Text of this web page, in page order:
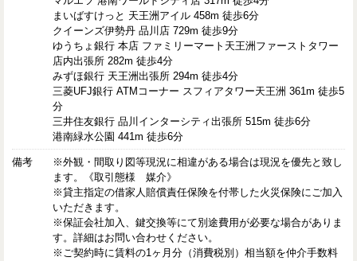
まいばすけっと 天王洲アイル 458m 徒歩6分
クイーンズ伊勢丹 品川店 729m 徒歩9分
ゆうちょ銀行 本店 ファミリーマート天王洲ファーストタワー
店内出張所 282m 徒歩4分
みずほ銀行 天王洲出張所 294m 徒歩4分
三菱UFJ銀行 ATMコーナー スフィアタワー天王洲 361m 徒歩5
分
三井住友銀行 品川インターシティ出張所 515m 徒歩6分
港南緑水公園 441m 徒歩6分
備考
※外観・間取り図等現況に相違がある場合は現況を優先と致し
ます。《取引態様 媒介》
※貸主指定の借家人賠償責任保険を付帯した火災保険にご加入
いただきます。
※保証会社加入、鍵交換等にて別途費用が必要な場合がありま
す。詳細はお問い合わせください。
※ご契約時に賃料の1ヶ月分（消費税別）相当額を仲介手数料